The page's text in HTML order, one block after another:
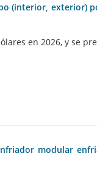
(interior, exterior)
en 2026, y se
modular